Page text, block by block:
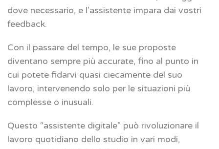
dove necessario, e l’assistente impara dai vostri
feedback.
Con il passare del tempo, le sue proposte
diventano sempre più accurate, fino al punto in
cui potete fidarvi quasi ciecamente del suo
lavoro, intervenendo solo per le situazioni più
complesse o inusuali.
Questo “assistente digitale” può rivoluzionare il
lavoro quotidiano dello studio in vari modi,